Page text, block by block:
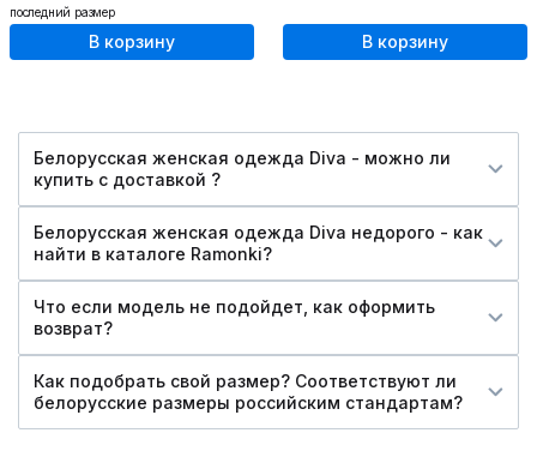
последний размер
В корзину В корзину
Белорусская женская одежда Diva - можно ли
купить c доставкой ?
Белорусская женская одежда Diva недорого - как
найти в каталоге Ramonki?
Что если модель не подойдет, как оформить
возврат?
Как подобрать свой размер? Соответствуют ли
белорусские размеры российским стандартам?